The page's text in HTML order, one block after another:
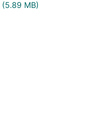
(5.89 MB)